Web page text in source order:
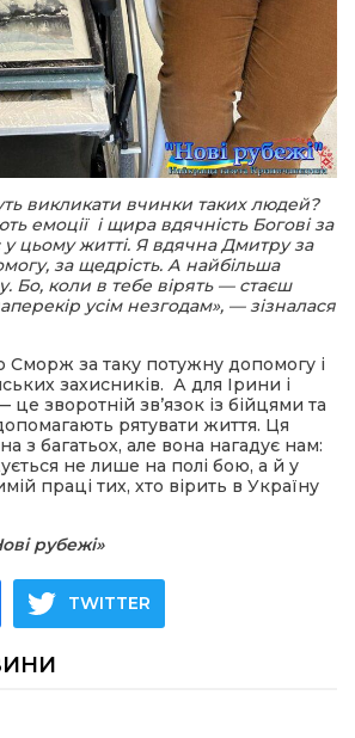
викликати вчинки таких людей?
емоції і щира вдячність Богові за
у цьому житті. Я вдячна Дмитру за
за щедрість. А найбільша
Бо, коли в тебе вірять — стаєш
усім незгодам», — зізналася
за таку потужну допомогу і
захисників. А для Ірини і
зворотній зв’язок із бійцями та
рятувати життя. Ця
з багатьох, але вона нагадує нам:
не лише на полі бою, а й у
праці тих, хто вірить в Україну
рубежі»
TWITTER